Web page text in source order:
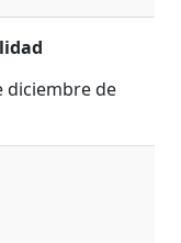
diciembre de